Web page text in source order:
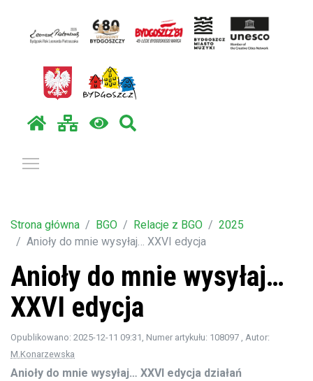
Strona główna BGO Relacje z BGO
2025
Anioły do mnie wysyłaj… XXVI edycja
Anioły do mnie wysyłaj…
XXVI edycja
Opublikowano: 2025-12-11 09:31 , Numer artykułu: 108097 , Autor:
M.Konarzewska
Anioły do mnie wysyłaj… XXVI edycja działań